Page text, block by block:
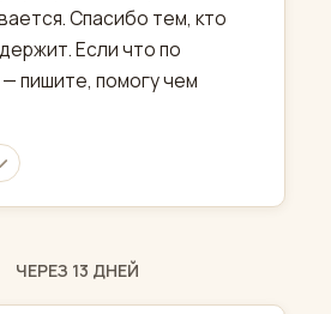
Спасибо тем, кто
Если что по
пишите, помогу чем
ЧЕРЕЗ 13 ДНЕЙ